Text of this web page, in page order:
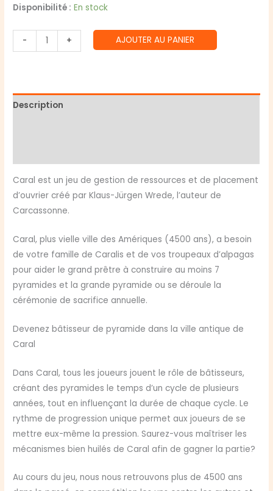
Disponibilité : En stock
-
quantité
de
+ AJOUTER AU PANIER
Description
Caral est un jeu de gestion de ressources et de placement
d’ouvrier créé par Klaus-Jürgen Wrede, l’auteur de
Carcassonne.
Caral, plus vielle ville des Amériques (4500 ans), a besoin
de votre famille de Caralis et de vos troupeaux d’alpagas
pour aider le grand prêtre à construire au moins 7
pyramides et la grande pyramide ou se déroule la
cérémonie de sacrifice annuelle.
Devenez bâtisseur de pyramide dans la ville antique de
Caral
Dans Caral, tous les joueurs jouent le rôle de bâtisseurs,
créant des pyramides le temps d’un cycle de plusieurs
années, tout en influençant la durée de chaque cycle. Le
rythme de progression unique permet aux joueurs de se
mettre eux-même la pression. Saurez-vous maîtriser les
mécanismes bien huilés de Caral afin de gagner la partie?
Au cours du jeu, nous nous retrouvons plus de 4500 ans